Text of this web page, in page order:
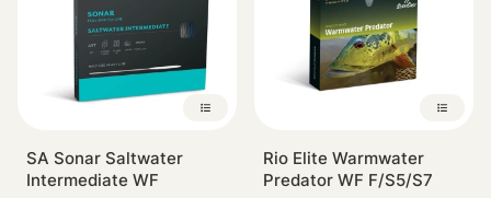
SA Sonar Saltwater
Intermediate WF
Rio Elite Warmwater
Predator WF F/S5/S7